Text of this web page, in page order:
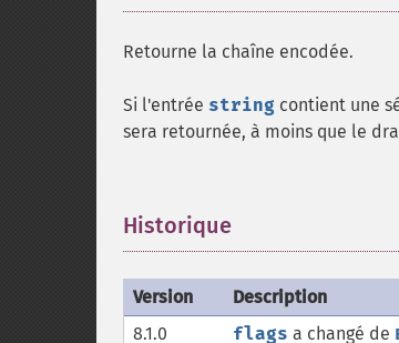
Retourne la chaîne encodée.
Si l'entrée string contient une
sera retournée, à moins que le
Historique
Version
Description
8.1.0
flags a changé de